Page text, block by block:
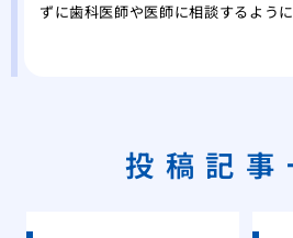
ずに歯科医師や医師に相談するように
投稿記事